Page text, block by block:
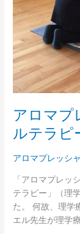
アロマプ
ルテラピ
アロマプレッシ
「アロマプレッ
テラピー」（理
た。 何故、理学
エル先生が理学
シ
ャ
ー
の
中
の
フ
ジ
カ
ル
テ
ピ
ー